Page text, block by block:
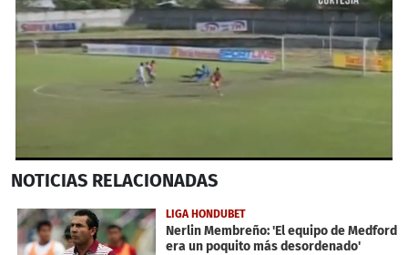
seconds
31
seconds
NOTICIAS RELACIONADAS
LIGA HONDUBET
Nerlin Membreño: 'El equipo de Medford
era un poquito más desordenado'